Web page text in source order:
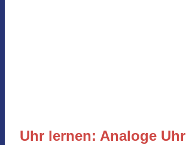
Uhr lernen: Analoge Uhr